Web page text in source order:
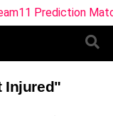
Prediction Match
Injured"